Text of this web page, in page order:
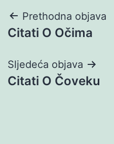
Navigacija
objava
Prethodna objava
Citati O Očima
Sljedeća objava
Citati O Čoveku